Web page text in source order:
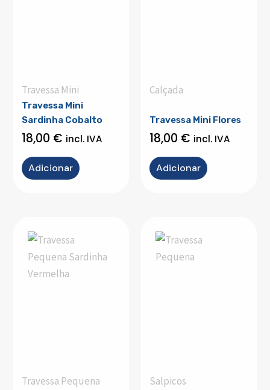
Travessa Mini
Travessa Mini
Sardinha Cobalto
18,00 € incl. IVA
Adicionar
Calçada
Travessa Mini Flores
18,00 € incl. IVA
Adicionar
Travessa Pequena Salpicos